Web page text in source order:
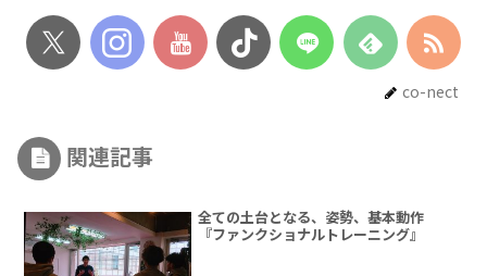
co-nect
関連記事
全ての土台となる、姿勢、基本動作
『ファンクショナルトレーニング』